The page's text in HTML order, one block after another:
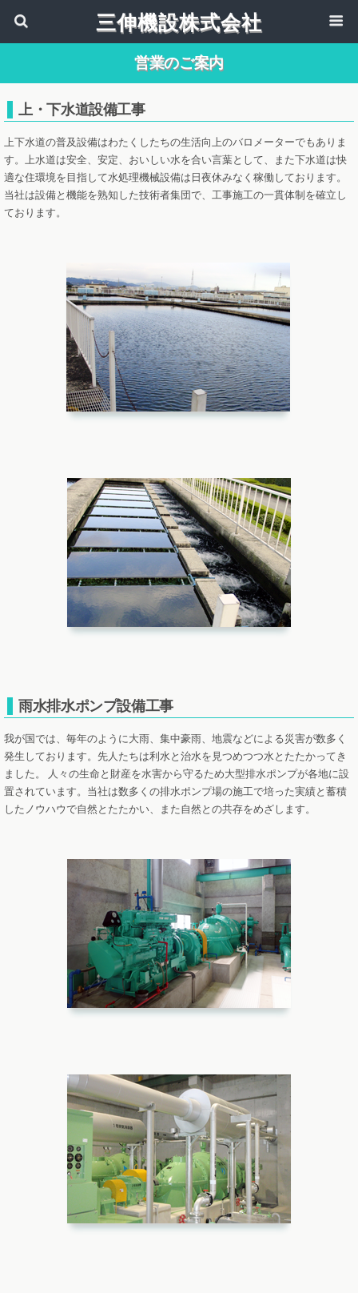
三伸機設株式会社
営業のご案内
上・下水道設備工事
上下水道の普及設備はわたくしたちの生活向上のバロメーターでもありま
す。上水道は安全、安定、おいしい水を合い言葉として、また下水道は快
適な住環境を目指して水処理機械設備は日夜休みなく稼働しております。
当社は設備と機能を熟知した技術者集団で、工事施工の一貫体制を確立し
ております。
雨水排水ポンプ設備工事
我が国では、毎年のように大雨、集中豪雨、地震などによる災害が数多く
発生しております。先人たちは利水と治水を見つめつつ水とたたかってき
ました。
人々の生命と財産を水害から守るため大型排水ポンプが各地に設
置されています。当社は数多くの排水ポンプ場の施工で培った実績と蓄積
したノウハウで自然とたたかい、また自然との共存をめざします。